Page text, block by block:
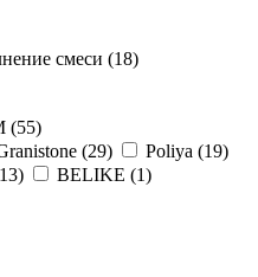
смеси (18)
(55)
(29) Poliya (19)
13) BELIKE (1)